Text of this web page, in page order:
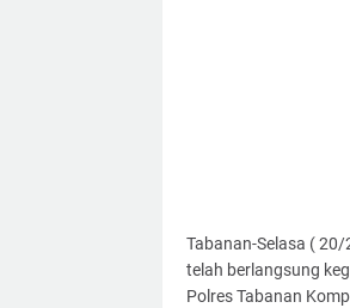
Tabanan-Selasa (
telah berlangsung
Polres Tabanan